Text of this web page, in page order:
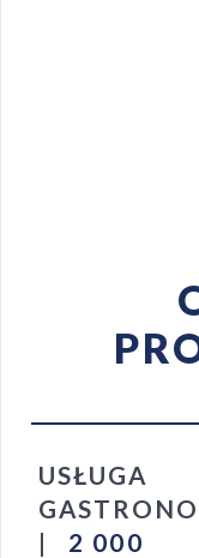
USŁUGA
|
2 000